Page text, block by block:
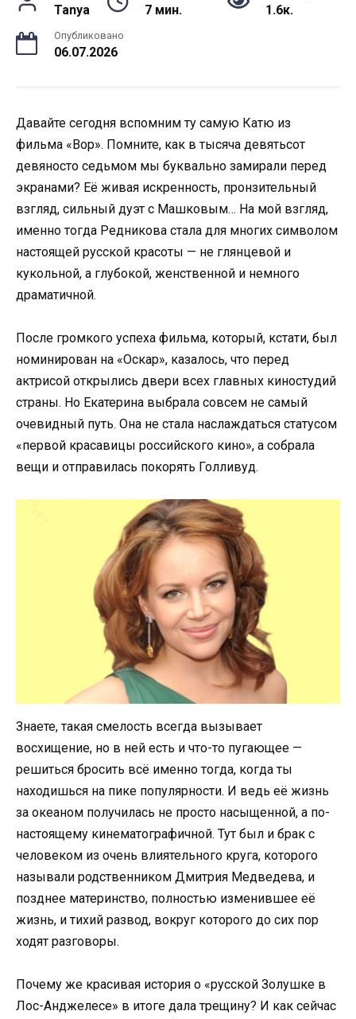
Tanya 7 мин. 1.6к.
Опубликовано
06.07.2026
Давайте сегодня вспомним ту самую Катю из
фильма «Вор». Помните, как в тысяча девятьсот
девяносто седьмом мы буквально замирали перед
экранами? Её живая искренность, пронзительный
взгляд, сильный дуэт с Машковым… На мой взгляд,
именно тогда Редникова стала для многих символом
настоящей русской красоты — не глянцевой и
кукольной, а глубокой, женственной и немного
драматичной.
После громкого успеха фильма, который, кстати, был
номинирован на «Оскар», казалось, что перед
актрисой открылись двери всех главных киностудий
страны. Но Екатерина выбрала совсем не самый
очевидный путь. Она не стала наслаждаться статусом
«первой красавицы российского кино», а собрала
вещи и отправилась покорять Голливуд.
Знаете, такая смелость всегда вызывает
восхищение, но в ней есть и что-то пугающее —
решиться бросить всё именно тогда, когда ты
находишься на пике популярности. И ведь её жизнь
за океаном получилась не просто насыщенной, а по-
настоящему кинематографичной. Тут был и брак с
человеком из очень влиятельного круга, которого
называли родственником Дмитрия Медведева, и
позднее материнство, полностью изменившее её
жизнь, и тихий развод, вокруг которого до сих пор
ходят разговоры.
Почему же красивая история о «русской Золушке в
Лос-Анджелесе» в итоге дала трещину? И как сейчас